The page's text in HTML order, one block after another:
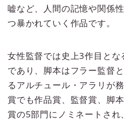
嘘など、人間の記憶や関係
つ暴かれていく作品です。
女性監督では史上3作目と
であり、脚本はフラー監督
るアルチュール・アラリが
賞でも作品賞、監督賞、脚
賞の5部門にノミネートされ